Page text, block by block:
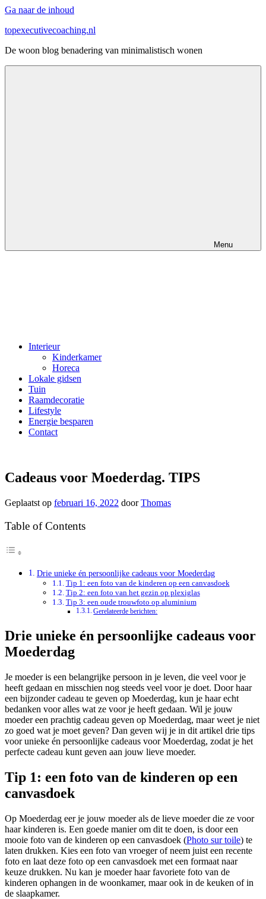
Ga naar de inhoud
topexecutivecoaching.nl
De woon blog benadering van minimalistisch wonen
Menu
Interieur
Kinderkamer
Horeca
Lokale gidsen
Tuin
Raamdecoratie
Lifestyle
Energie besparen
Contact
Cadeaus voor Moederdag. TIPS
Geplaatst op februari 16, 2022 doorThomas
Table of Contents
Drie unieke én persoonlijke cadeaus voor Moederdag
Tip 1: een foto van de kinderen op een canvasdoek
Tip 2: een foto van het gezin op plexiglas
Tip 3: een oude trouwfoto op aluminium
Gerelateerde berichten:
Drie unieke én persoonlijke cadeaus voor
Moederdag
Je moeder is een belangrijke persoon in je leven, die veel voor je
heeft gedaan en misschien nog steeds veel voor je doet. Door haar
een bijzonder cadeau te geven op Moederdag, kun je haar echt
bedanken voor alles wat ze voor je heeft gedaan. Wil je jouw
moeder een prachtig cadeau geven op Moederdag, maar weet je niet
zo goed wat je moet geven? Dan geven wij je in dit artikel drie tips
voor unieke én persoonlijke cadeaus voor Moederdag, zodat je het
perfecte cadeau kunt geven aan jouw lieve moeder.
Tip 1: een foto van de kinderen op een
canvasdoek
Op Moederdag eer je jouw moeder als de lieve moeder die ze voor
haar kinderen is. Een goede manier om dit te doen, is door een
mooie foto van de kinderen op een canvasdoek (Photo sur toile) te
laten drukken. Kies een foto van vroeger of neem juist een recente
foto en laat deze foto op een canvasdoek met een formaat naar
keuze drukken. Nu kan je moeder haar favoriete foto van de
kinderen ophangen in de woonkamer, maar ook in de keuken of in
de slaapkamer.